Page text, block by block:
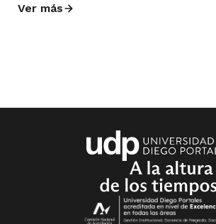
Ver más